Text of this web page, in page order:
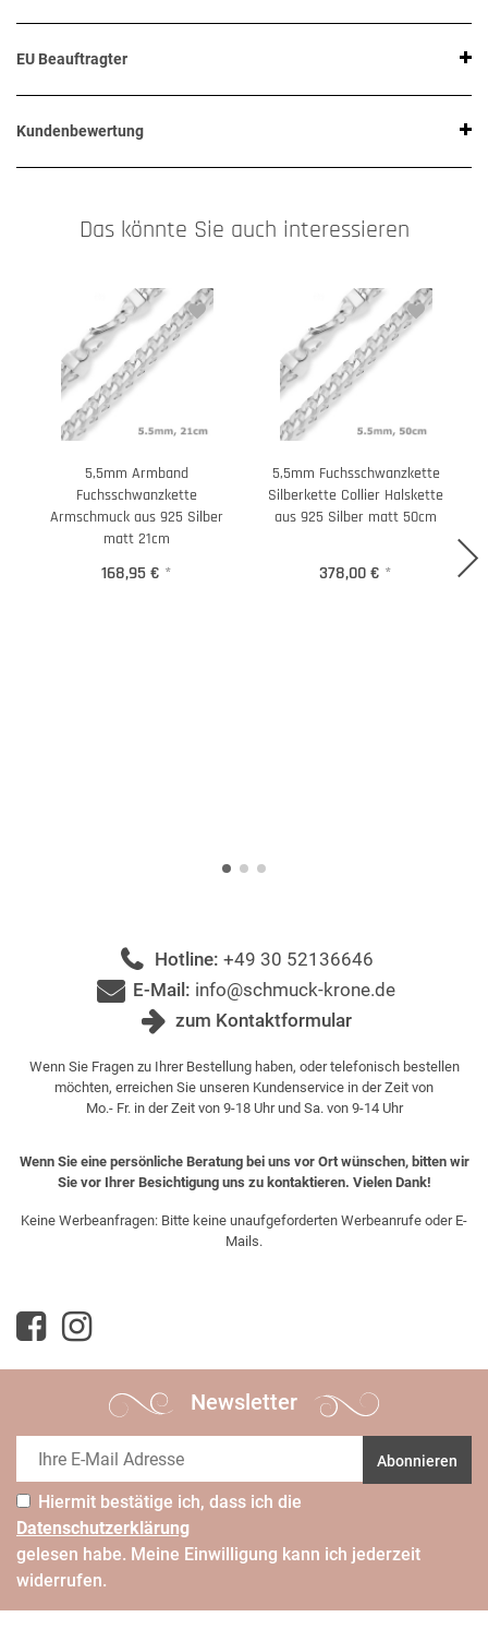
EU Beauftragter
Kundenbewertung
Das könnte Sie auch interessieren
5,5mm Armband
Fuchsschwanzkette
Armschmuck aus 925 Silber
matt 21cm
168,95 € *
5,5mm Fuchsschwanzkette
Silberkette Collier Halskette
aus 925 Silber matt 50cm
378,00 € *
Hotline: +49 30 52136646
E-Mail: info@schmuck-krone.de
zum Kontaktformular
Wenn Sie Fragen zu Ihrer Bestellung haben, oder telefonisch bestellen
möchten, erreichen Sie unseren Kundenservice in der Zeit von
Mo.- Fr. in der Zeit von 9-18 Uhr und Sa. von 9-14 Uhr
Wenn Sie eine persönliche Beratung bei uns vor Ort wünschen, bitten wir
Sie vor Ihrer Besichtigung uns zu kontaktieren. Vielen Dank!
Keine Werbeanfragen: Bitte keine unaufgeforderten Werbeanrufe oder E-
Mails.
Newsletter
Abonnieren
Hiermit bestätige ich, dass ich die
Daten­schutz­erklärung
gelesen habe. Meine Einwilligung kann ich jederzeit
widerrufen.